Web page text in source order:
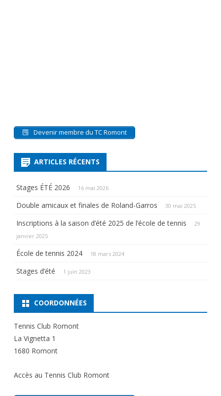
Devenir membre du TC Romont
ARTICLES RÉCENTS
Stages ÉTÉ 2026 16 mai 2026
Double amicaux et finales de Roland-Garros 30 mai 2025
Inscriptions à la saison d’été 2025 de l’école de tennis
29
janvier 2025
École de tennis 2024 18 mars 2024
Stages d’été 1 juin 2023
COORDONNÉES
Tennis Club Romont
La Vignetta 1
1680 Romont
Accès au Tennis Club Romont